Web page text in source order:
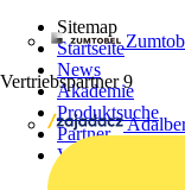
Vertriebspartner 9
Sitemap
Startseite
News
Akademie
Produktsuche
Partner
Voltimum+